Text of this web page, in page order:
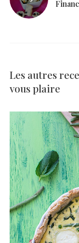
Les autres
vous plaire